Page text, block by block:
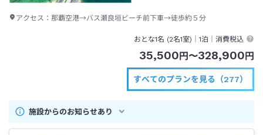
アクセス： 那覇空港→バス瀬良垣ビーチ前下車→徒歩約５分
おとな1名 (2名1室)｜1泊 ｜消費税込
35,500 円 〜328,900 円
すべてのプランを見る（277）
施設からのお知らせあり